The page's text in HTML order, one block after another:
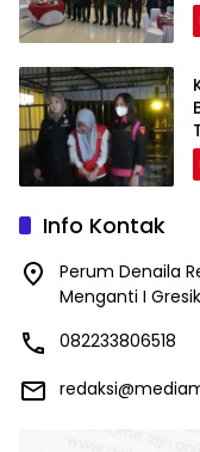
Info Kontak
Perum Denaila
Menganti I
082233806518